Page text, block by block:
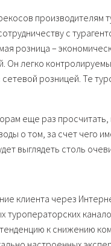
производителям
с
розница –
легко
розницей. Те
еще раз
о том, за счет чего
выглядеть столь
клиента через
туроператорских
к снижению